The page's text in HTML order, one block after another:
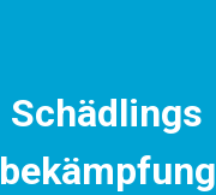
Schädlings
bekämpfung